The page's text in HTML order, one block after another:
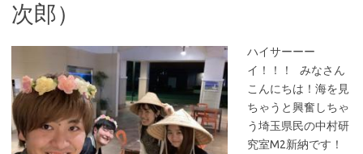
次郎）
ハイサーーー
イ！！！ みなさん
こんにちは！海を見
ちゃうと興奮しちゃ
う埼玉県民の中村研
究室M2新納です！